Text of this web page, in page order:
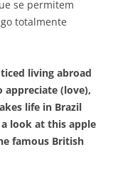
se permitem
totalmente
living abroad
appreciate (love),
life in Brazil
look at this apple
famous British